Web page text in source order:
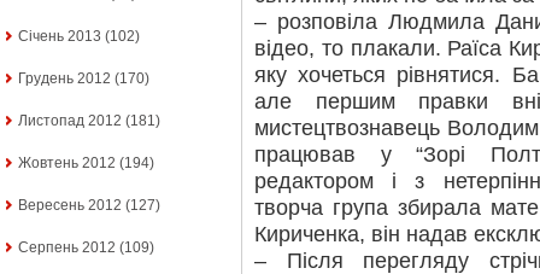
Січень 2013 (102)
Грудень 2012 (170)
Листопад 2012 (181)
Жовтень 2012 (194)
Вересень 2012 (127)
Серпень 2012 (109)
– розповіла Людмила
відео, то плакали. Раїса
яку хочеться рівнятися.
але першим правки
мистецтвознавець
працював у “Зорі
редактором і з
творча група збирала
Кириченка, він надав
– Після перегляду